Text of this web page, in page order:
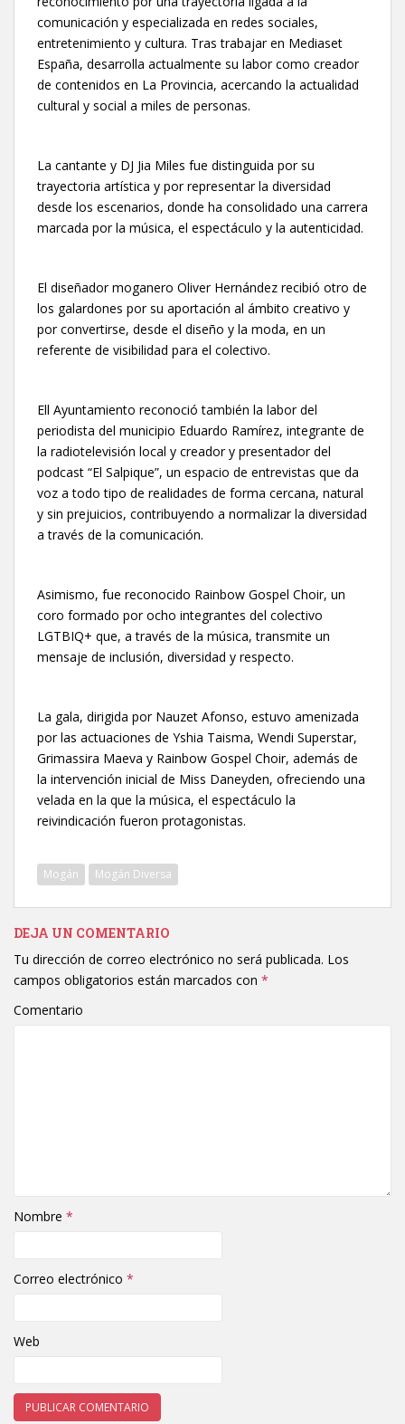
comunicación y especializada en redes sociales,
entretenimiento y cultura. Tras trabajar en Mediaset
España, desarrolla actualmente su labor como creador
de contenidos en La Provincia, acercando la actualidad
cultural y social a miles de personas.
La cantante y DJ Jia Miles fue distinguida por su
trayectoria artística y por representar la diversidad
desde los escenarios, donde ha consolidado una carrera
marcada por la música, el espectáculo y la autenticidad.
El diseñador moganero Oliver Hernández recibió otro de
los galardones por su aportación al ámbito creativo y
por convertirse, desde el diseño y la moda, en un
referente de visibilidad para el colectivo.
Ell Ayuntamiento reconoció también la labor del
periodista del municipio Eduardo Ramírez, integrante de
la radiotelevisión local y creador y presentador del
podcast “El Salpique”, un espacio de entrevistas que da
voz a todo tipo de realidades de forma cercana, natural
y sin prejuicios, contribuyendo a normalizar la diversidad
a través de la comunicación.
Asimismo, fue reconocido Rainbow Gospel Choir, un
coro formado por ocho integrantes del colectivo
LGTBIQ+ que, a través de la música, transmite un
mensaje de inclusión, diversidad y respecto.
La gala, dirigida por Nauzet Afonso, estuvo amenizada
por las actuaciones de Yshia Taisma, Wendi Superstar,
Grimassira Maeva y Rainbow Gospel Choir, además de
la intervención inicial de Miss Daneyden, ofreciendo una
velada en la que la música, el espectáculo la
reivindicación fueron protagonistas.
Mogán Mogán Diversa
DEJA UN COMENTARIO
Tu dirección de correo electrónico no será publicada. Los
campos obligatorios están marcados con *
Comentario
Nombre *
Correo electrónico *
Web